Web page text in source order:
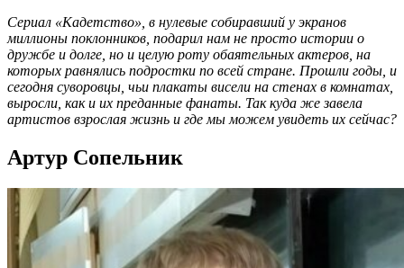
Сериал «Кадетство», в нулевые собиравший у экранов
миллионы поклонников, подарил нам не просто истории о
дружбе и долге, но и целую роту обаятельных актеров, на
которых равнялись подростки по всей стране. Прошли годы, и
сегодня суворовцы, чьи плакаты висели на стенах в комнатах,
выросли, как и их преданные фанаты. Так куда же завела
артистов взрослая жизнь и где мы можем увидеть их сейчас?
Артур Сопельник